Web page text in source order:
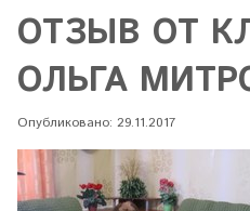
ОТЗЫВ ОТ
ОЛЬГА
Опубликовано: 29.11.2017